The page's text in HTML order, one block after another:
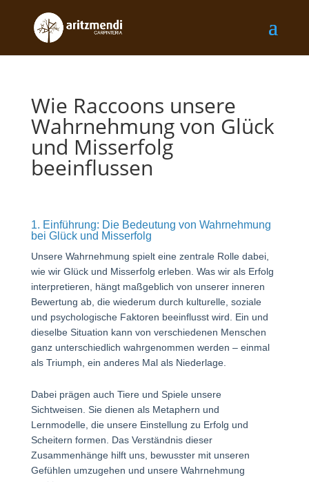
Wie Raccoons unsere
Wahrnehmung von Glück
und Misserfolg
beeinflussen
1. Einführung: Die Bedeutung von Wahrnehmung
bei Glück und Misserfolg
Unsere Wahrnehmung spielt eine zentrale Rolle dabei,
wie wir Glück und Misserfolg erleben. Was wir als Erfolg
interpretieren, hängt maßgeblich von unserer inneren
Bewertung ab, die wiederum durch kulturelle, soziale
und psychologische Faktoren beeinflusst wird. Ein und
dieselbe Situation kann von verschiedenen Menschen
ganz unterschiedlich wahrgenommen werden – einmal
als Triumph, ein anderes Mal als Niederlage.
Dabei prägen auch Tiere und Spiele unsere
Sichtweisen. Sie dienen als Metaphern und
Lernmodelle, die unsere Einstellung zu Erfolg und
Scheitern formen. Das Verständnis dieser
Zusammenhänge hilft uns, bewusster mit unseren
Gefühlen umzugehen und unsere Wahrnehmung